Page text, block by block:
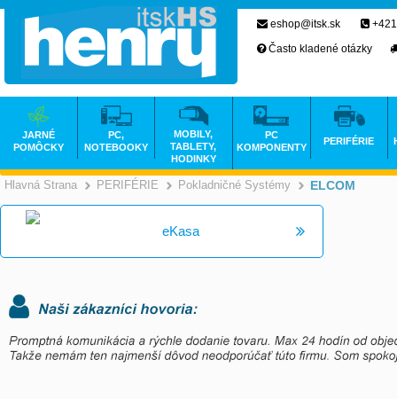
Hlavná Strana >
PERIFÉRIE >
Pokladničné Systémy ELCOM
eKasa
eshop@itsk.sk
Často kladené otázky
JARNÉ
POMÔCKY
PC,
NOTEBOOKY
MOBILY,
TABLETY,
HODINKY
PC
KOMPONENTY
PERIFÉRIE